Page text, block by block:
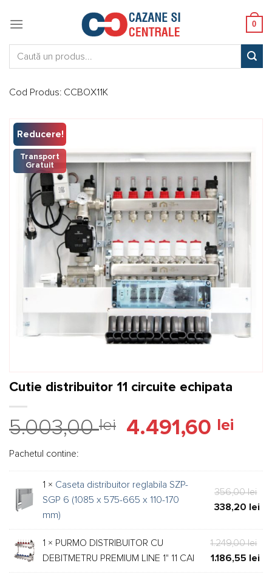
0
Cod Produs: CCBOX11K
Reducere!
Transport
Gratuit
Cutie distribuitor 11 circuite echipata
5.003,00lei
Prețul
inițial
fost:
5.003,00 lei.
4.491,60 lei
Pachetul contine:
1 × Caseta distribuitor reglabila SZP-
SGP 6 (1085 x 575-665 x 110-170
mm)
356,00lei
338,20 lei
1 × PURMO DISTRIBUITOR CU
DEBITMETRU PREMIUM LINE 1" 11 CAI
1.249,00lei
a
1.186,55 lei